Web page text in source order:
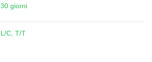
30 giorni
L/C, T/T